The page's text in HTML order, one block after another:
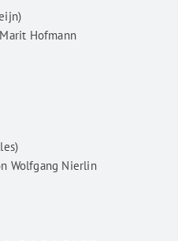
Marit Hofmann
Wolfgang Nierlin